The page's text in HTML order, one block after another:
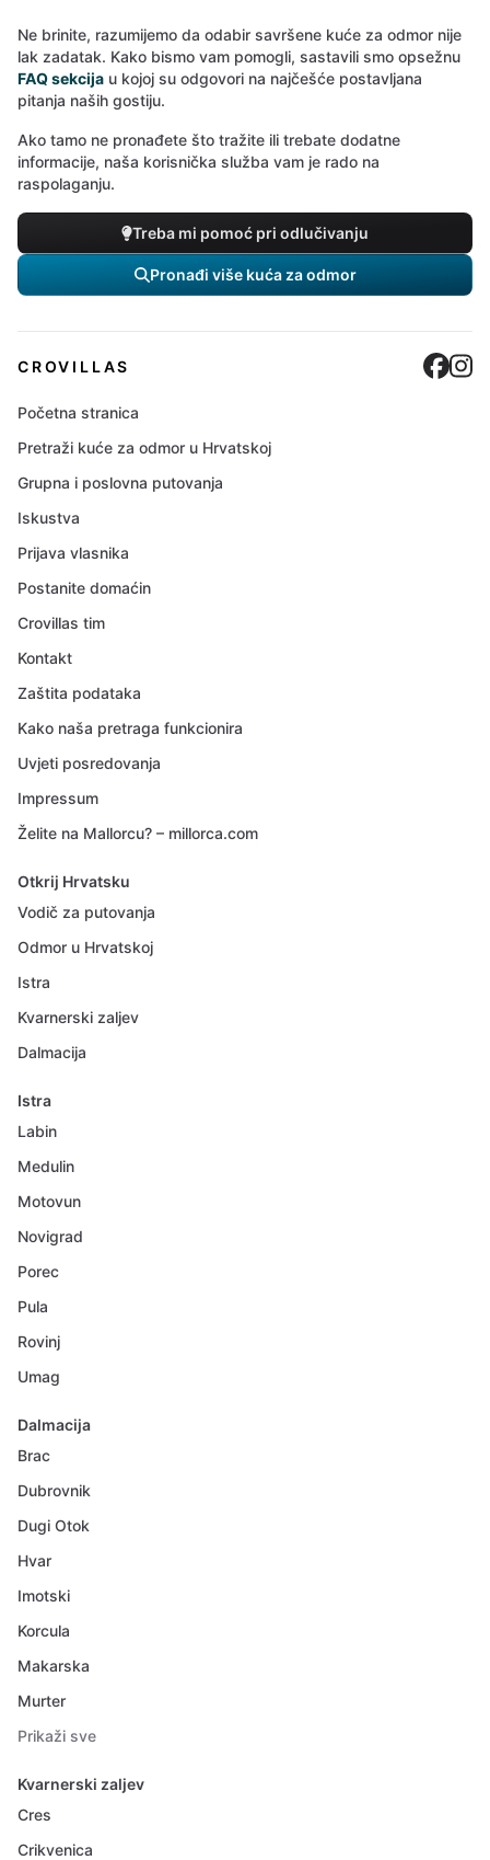
Ne brinite, razumijemo da odabir savršene kuće za odmor nije
lak zadatak. Kako bismo vam pomogli, sastavili smo opsežnu
FAQ sekcija u kojoj su odgovori na najčešće postavljana
pitanja naših gostiju.
Ako tamo ne pronađete što tražite ili trebate dodatne
informacije, naša korisnička služba vam je rado na
raspolaganju.
Treba mi pomoć pri odlučivanju
Pronađi više kuća za odmor
CROVILLAS
Početna stranica
Pretraži kuće za odmor u Hrvatskoj
Grupna i poslovna putovanja
Iskustva
Prijava vlasnika
Postanite domaćin
Crovillas tim
Kontakt
Zaštita podataka
Kako naša pretraga funkcionira
Uvjeti posredovanja
Impressum
Želite na Mallorcu? – millorca.com
Otkrij Hrvatsku
Vodič za putovanja
Odmor u Hrvatskoj
Istra
Kvarnerski zaljev
Dalmacija
Istra
Labin
Medulin
Motovun
Novigrad
Porec
Pula
Rovinj
Umag
Dalmacija
Brac
Dubrovnik
Dugi Otok
Hvar
Imotski
Korcula
Makarska
Murter
Prikaži sve
Kvarnerski zaljev
Cres
Crikvenica